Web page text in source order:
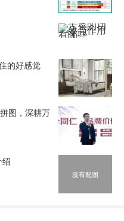
的好感觉
图，深耕万
绍